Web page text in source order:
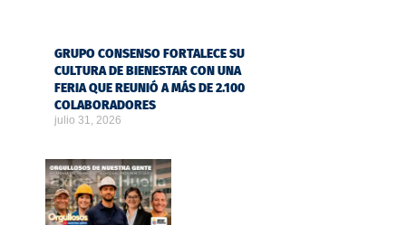
GRUPO CONSENSO FORTALECE SU
CULTURA DE BIENESTAR CON UNA
FERIA QUE REUNIÓ A MÁS DE 2.100
COLABORADORES
julio 31, 2026